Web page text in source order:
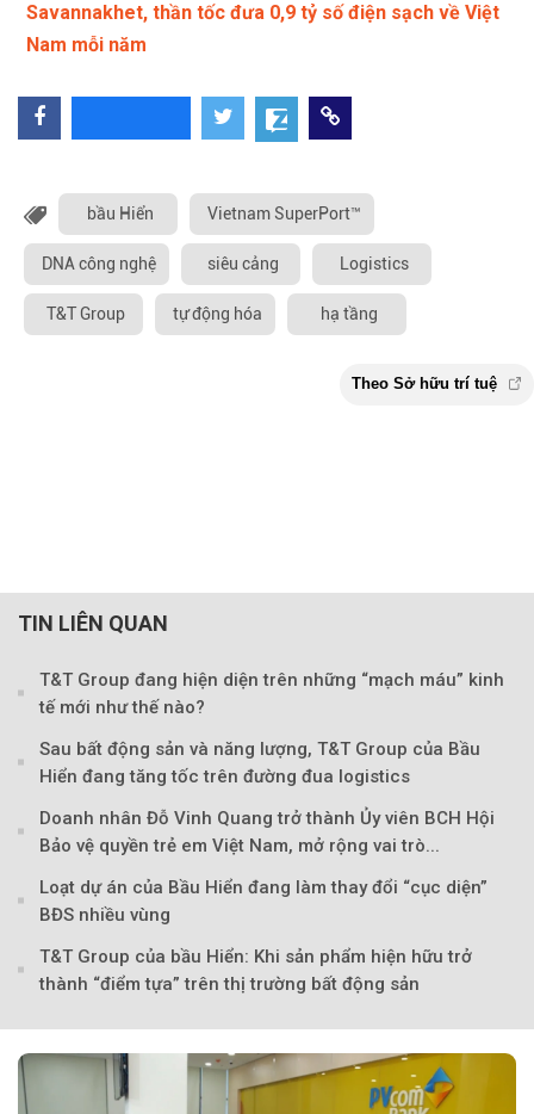
Savannakhet, thần tốc đưa 0,9 tỷ số điện sạch về Việt
Nam mỗi năm
bầu Hiển Vietnam SuperPort™
DNA công nghệ siêu cảng Logistics
T&T Group tự động hóa hạ tầng
TIN LIÊN QUAN
T&T Group đang hiện diện trên những “mạch máu” kinh
tế mới như thế nào?
Sau bất động sản và năng lượng, T&T Group của Bầu
Hiển đang tăng tốc trên đường đua logistics
Doanh nhân Đỗ Vinh Quang trở thành Ủy viên BCH Hội
Bảo vệ quyền trẻ em Việt Nam, mở rộng vai trò...
Loạt dự án của Bầu Hiển đang làm thay đổi “cục diện”
BĐS nhiều vùng
T&T Group của bầu Hiển: Khi sản phẩm hiện hữu trở
thành “điểm tựa” trên thị trường bất động sản